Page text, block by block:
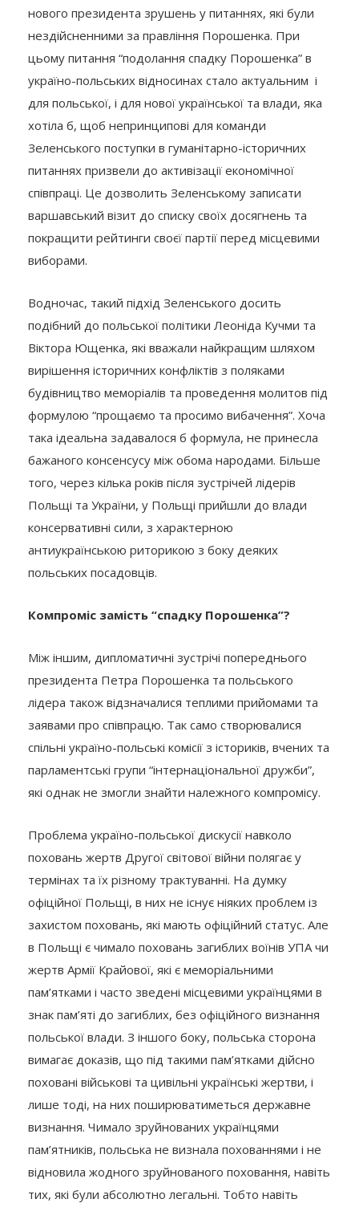
нового президента зрушень у питаннях, які були
нездійсненними за правління Порошенка. При
цьому питання “подолання спадку Порошенка” в
україно-польських відносинах стало актуальним і
для польської, і для нової української та влади, яка
хотіла б, щоб непринципові для команди
Зеленського поступки в гуманітарно-історичних
питаннях призвели до активізації економічної
співпраці. Це дозволить Зеленському записати
варшавський візит до списку своїх досягнень та
покращити рейтинги своєї партії перед місцевими
виборами.
Водночас, такий підхід Зеленського досить
подібний до польської політики Леоніда Кучми та
Віктора Ющенка, які вважали найкращим шляхом
вирішення історичних конфліктів з поляками
будівництво меморіалів та проведення молитов під
формулою “прощаємо та просимо вибачення”. Хоча
така ідеальна задавалося б формула, не принесла
бажаного консенсусу між обома народами. Більше
того, через кілька років після зустрічей лідерів
Польщі та України, у Польщі прийшли до влади
консервативні сили, з характерною
антиукраїнською риторикою з боку деяких
польських посадовців.
Компроміс замість “спадку Порошенка”?
Між іншим, дипломатичні зустрічі попереднього
президента Петра Порошенка та польського
лідера також відзначалися теплими прийомами та
заявами про співпрацю. Так само створювалися
спільні україно-польські комісії з істориків, вчених та
парламентські групи “інтернаціональної дружби”,
які однак не змогли знайти належного компромісу.
Проблема україно-польської дискусії навколо
поховань жертв Другої світової війни полягає у
термінах та їх різному трактуванні. На думку
офіційної Польщі, в них не існує ніяких проблем із
захистом поховань, які мають офіційний статус. Але
в Польщі є чимало поховань загиблих воїнів УПА чи
жертв Армії Крайової, які є меморіальними
пам’ятками і часто зведені місцевими українцями в
знак пам’яті до загиблих, без офіційного визнання
польської влади. З іншого боку, польська сторона
вимагає доказів, що під такими пам’ятками дійсно
поховані військові та цивільні українські жертви, і
лише тоді, на них поширюватиметься державне
визнання. Чимало зруйнованих українцями
пам’ятників, польська не визнала похованнями і не
відновила жодного зруйнованого поховання, навіть
тих, які були абсолютно легальні. Тобто навіть